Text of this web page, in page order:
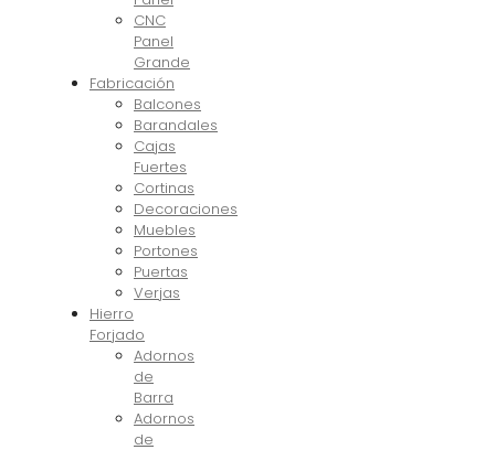
CNC
Panel
Grande
Fabricación
Balcones
Barandales
Cajas
Fuertes
Cortinas
Decoraciones
Muebles
Portones
Puertas
Verjas
Hierro
Forjado
Adornos
de
Barra
Adornos
de